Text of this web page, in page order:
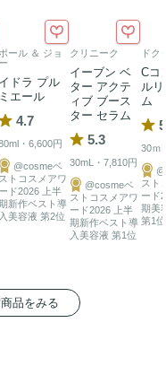
ポール ＆ ジョ
ー
イドラ プル
ミエール
4.7
・6,600円
@cosmeベ
ストコスメアワ
ード2026 上半
新作ベスト導
入美容液 第2位
クリニーク
イーブン ベ
ター アクテ
ィブ ブース
ター セラム
5.3
30mL・7,810円
@cosmeベ
ストコスメアワ
ード2026 上半
期新作ベスト導
入美容液 第1位
ドク
Cコ
ル
ム
30ｍ
スト
ード
期美
第1位
品をみる